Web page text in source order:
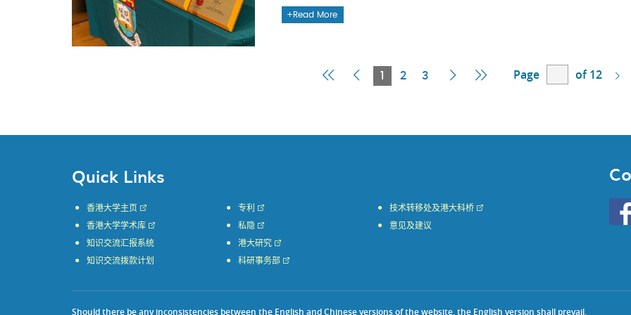
Read More
First
Previous
1
Current
2 3
Next Last
Page of 12
Quick Links
香港大学主页
香港大学学术库
知识交流汇报系统
知识交流拨款计划
专利
私隐
港大研究
科研事务部
技术转移处及港大科桥
意见及建议
HKU
Should there be any inconsistencies between the English and Chinese versions of the website, the English version shall prevail.